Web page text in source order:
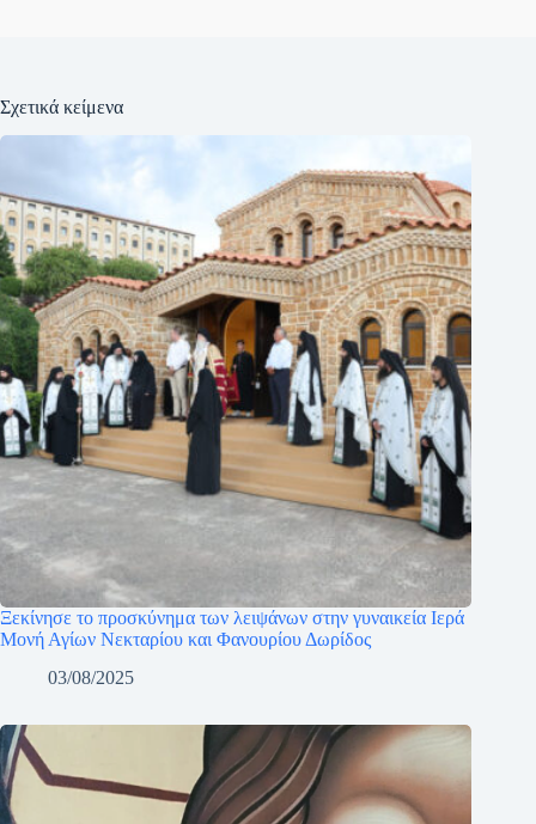
Σχετικά κείμενα
Ξεκίνησε το προσκύνημα των λειψάνων στην γυναικεία Ιερά
Μονή Αγίων Νεκταρίου και Φανουρίου Δωρίδος
03/08/2025